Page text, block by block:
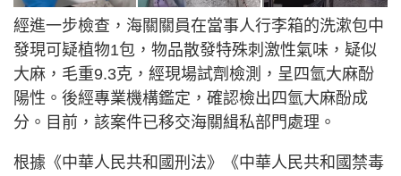
經進一步檢查，海關關員在當事人行李箱的洗漱包中
發現可疑植物1包，物品散發特殊刺激性氣味，疑似
大麻，毛重9.3克，經現場試劑檢測，呈四氫大麻酚
陽性。後經專業機構鑑定，確認檢出四氫大麻酚成
分。目前，該案件已移交海關緝私部門處理。
根據《中華人民共和國刑法》《中華人民共和國禁毒